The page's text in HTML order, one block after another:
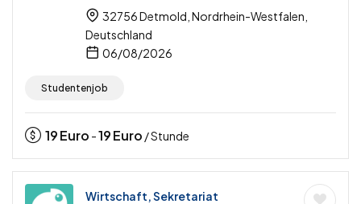
32756 Detmold, Nordrhein-Westfalen,
Deutschland
06/08/2026
Studentenjob
19Euro -19Euro / Stunde
Wirtschaft, Sekretariat